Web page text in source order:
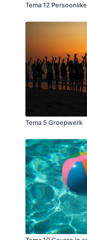
Tema 12
Tema 5 Groepwerk